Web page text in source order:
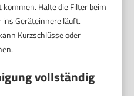
Halte die Filter beim
ins Geräteinnere läuft.
Kurzschlüsse oder
vollständig